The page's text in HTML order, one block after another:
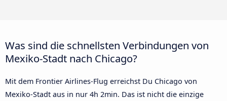
Was sind die schnellsten Verbindungen von
Mexiko-Stadt nach Chicago?
Mit dem Frontier Airlines-Flug erreichst Du Chicago von
Mexiko-Stadt aus in nur 4h 2min. Das ist nicht die einzige